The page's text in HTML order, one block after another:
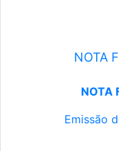
NOTA
NOTA
Emissão